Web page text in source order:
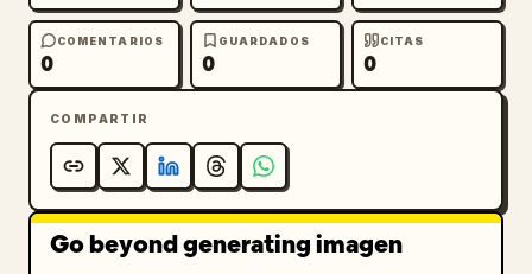
enfoque facial centrado",
  "reference_strength": 0.9
COMENTARIOS
0
GUARDADOS
0
CITAS
0
COMPARTIR
Go beyond generating imagen